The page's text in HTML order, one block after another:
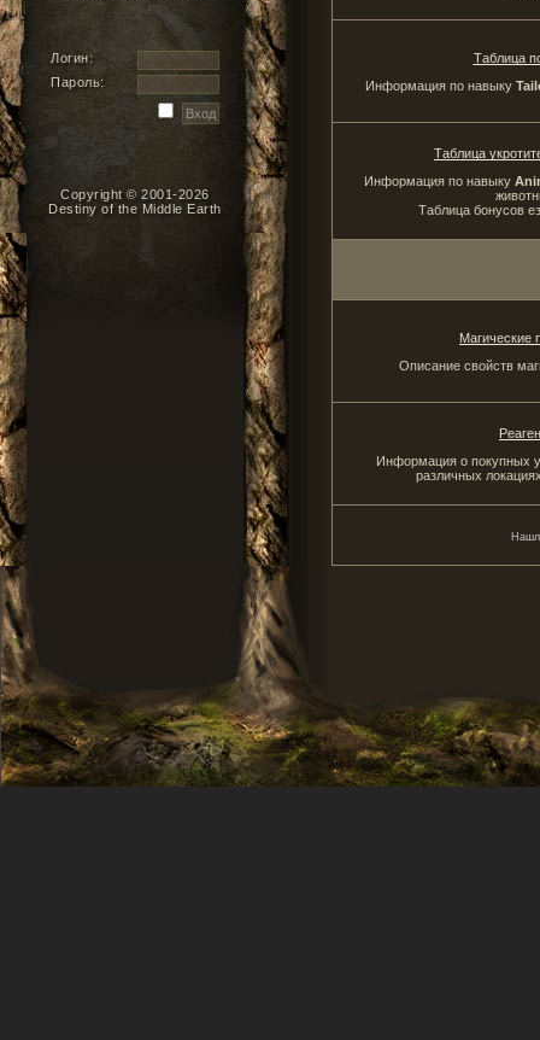
Логин:
Пароль:
Copyright © 2001-2026
Destiny of the Middle Earth
Таблица
Информация по навыку
Таблица
Информация по навыку
Таблица бонусов
Магические
Описание свойств
Информация о покупных
различных